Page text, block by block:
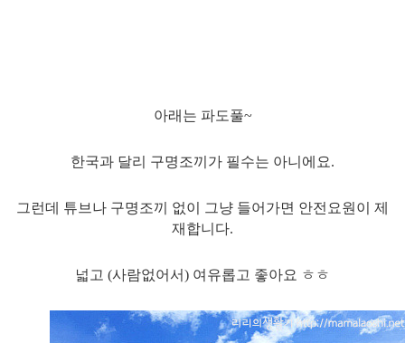
아래는 파도풀~
한국과 달리 구명조끼가 필수는 아니에요.
그런데 튜브나 구명조끼 없이 그냥 들어가면 안전요원이 제
재합니다.
넓고 (사람없어서) 여유롭고 좋아요 ㅎㅎ